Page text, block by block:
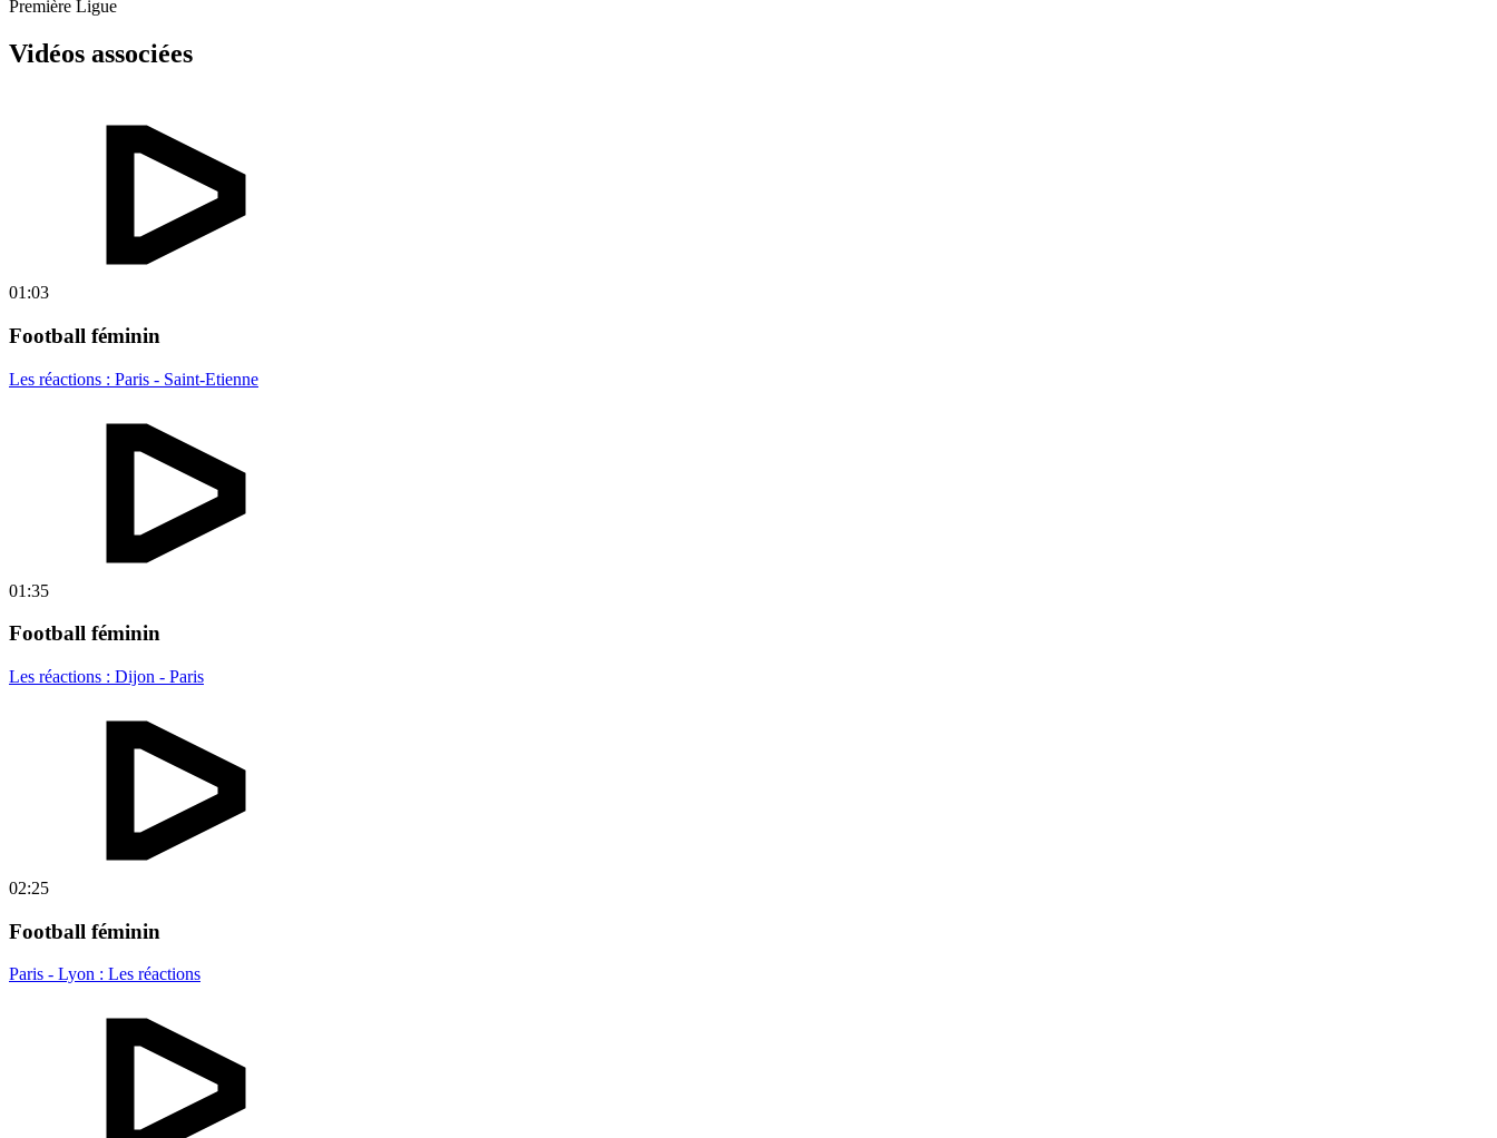
Première Ligue
Vidéos associées
01:03
Football féminin
Les réactions : Paris - Saint-Etienne
01:35
Football féminin
Les réactions : Dijon - Paris
02:25
Football féminin
Paris - Lyon : Les réactions